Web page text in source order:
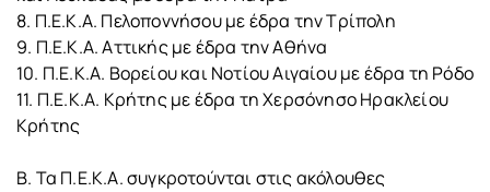
8. Π.Ε.Κ.Α. Πελοποννήσου με έδρα την Τρίπολη
9. Π.Ε.Κ.Α. Αττικής με έδρα την Αθήνα
10. Π.Ε.Κ.Α. Βορείου και Νοτίου Αιγαίου με έδρα τη Ρόδο
11. Π.Ε.Κ.Α. Κρήτης με έδρα τη Χερσόνησο Ηρακλείου
Κρήτης
Β. Τα Π.Ε.Κ.Α. συγκροτούνται στις ακόλουθες